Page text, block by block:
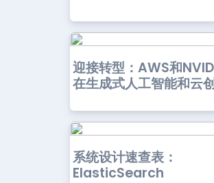
迎接转型：AWS和
在生成式人工智能和云
系统设计速查表：
ElasticSearch